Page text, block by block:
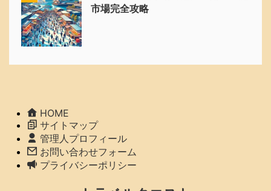
市場完全攻略
HOME
サイトマップ
管理人プロフィール
お問い合わせフォーム
プライバシーポリシー